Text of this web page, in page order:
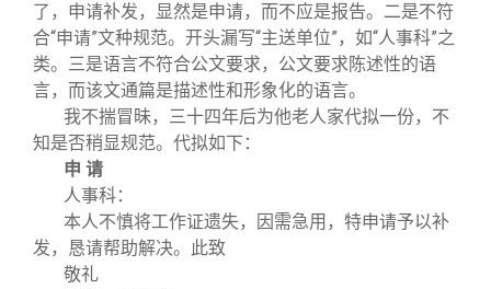
了，申请补发，显然是申请，而不应是报告。二是不符
合“申请”文种规范。开头漏写“主送单位”，如“人事科”之
类。三是语言不符合公文要求，公文要求陈述性的语
言，而该文通篇是描述性和形象化的语言。
我不揣冒昧，三十四年后为他老人家代拟一份，不
知是否稍显规范。代拟如下：
申 请
人事科：
本人不慎将工作证遗失，因需急用，特申请予以补
发，恳请帮助解决。此致
敬礼